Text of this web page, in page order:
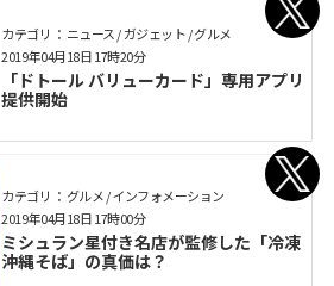
カテゴリ： ニュース / ガジェット / グルメ
「ドトール バリューカード」専用アプリ
提供開始
2019年04月18日 17時20分
カテゴリ： グルメ / インフォメーション
ミシュラン星付き名店が監修した「冷凍
沖縄そば」の真価は？
2019年04月18日 17時00分